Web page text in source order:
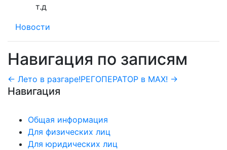
т.д
Новости
Навигация по записям
← Лето в разгаре!РЕГОПЕРАТОР в МАХ! →
Навигация
Общая информация
Для физических лиц
Для юридических лиц